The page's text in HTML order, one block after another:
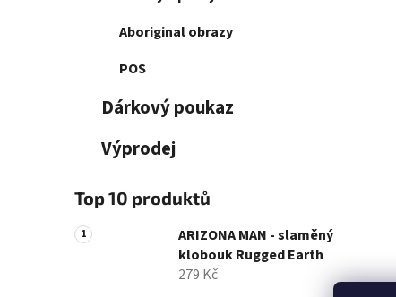
Aboriginal obrazy
POS
Dárkový poukaz
Výprodej
Top 10 produktů
ARIZONA MAN - slaměný
klobouk Rugged Earth
279 Kč